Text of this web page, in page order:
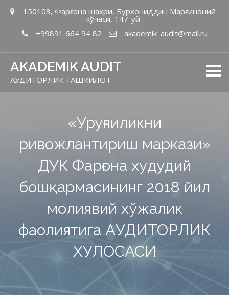
150103, Фарғона шаҳри, Бурхониддин Марғиноний
кўчаси, 147-уй
+99891 664 94 82
akademik_audit@mail.ru
AKADEMIK AUDIT
АУДИТОРЛИК ТАШКИЛОТ
«Уруғчиликни
ривожлантириш маркази»
ДУК Фарғона худудий
бошқармасининг 2018 йил
молиявий хўжалик
фаолиятига АУДИТОРЛИК
ХУЛОСАСИ